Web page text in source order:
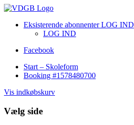
Eksisterende abonnenter LOG IND
LOG IND
Facebook
Start – Skoleform
Booking #1578480700
Vis indkøbskurv
Vælg side